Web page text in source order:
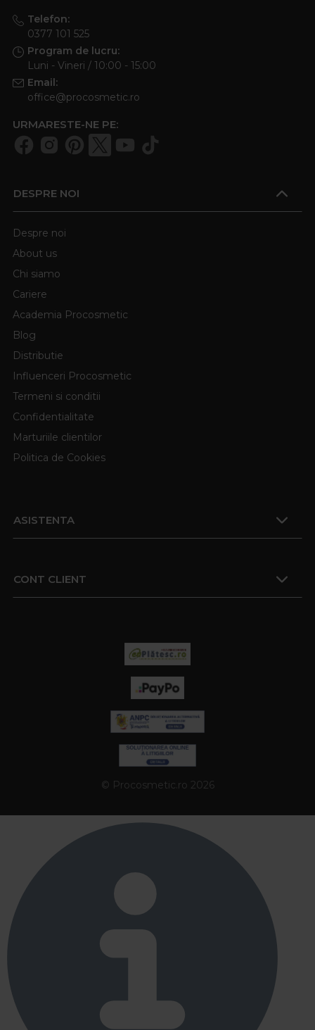
Telefon:
0377 101 525
Program de lucru:
Luni - Vineri / 10:00 - 15:00
Email:
office@procosmetic.ro
URMARESTE-NE PE:
DESPRE NOI
Despre noi
About us
Chi siamo
Cariere
Academia Procosmetic
Blog
Distributie
Influenceri Procosmetic
Termeni si conditii
Confidentialitate
Marturiile clientilor
Politica de Cookies
ASISTENTA
CONT CLIENT
© Procosmetic.ro 2026